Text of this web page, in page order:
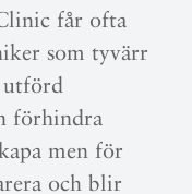
får ofta
som tyvärr
utförd
förhindra
men för
och blir